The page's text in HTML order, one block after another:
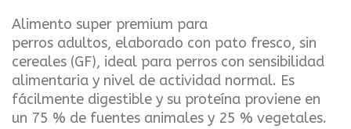
Alimento super premium para
perros adultos, elaborado con pato fresco, sin
cereales (GF), ideal para perros con sensibilidad
alimentaria y nivel de actividad normal. Es
fácilmente digestible y su proteína proviene en
un 75 % de fuentes animales y 25 % vegetales.